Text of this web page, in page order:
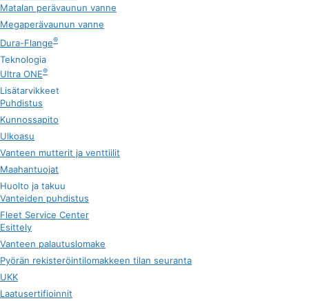
Matalan perävaunun vanne
Megaperävaunun vanne
Dura-Flange®
Teknologia
Ultra ONE®
Lisätarvikkeet
Puhdistus
Kunnossapito
Ulkoasu
Vanteen mutterit ja venttiilit
Maahantuojat
Huolto ja takuu
Vanteiden puhdistus
Fleet Service Center
Esittely
Vanteen palautuslomake
Pyörän rekisteröintilomakkeen tilan seuranta
UKK
Laatusertifioinnit